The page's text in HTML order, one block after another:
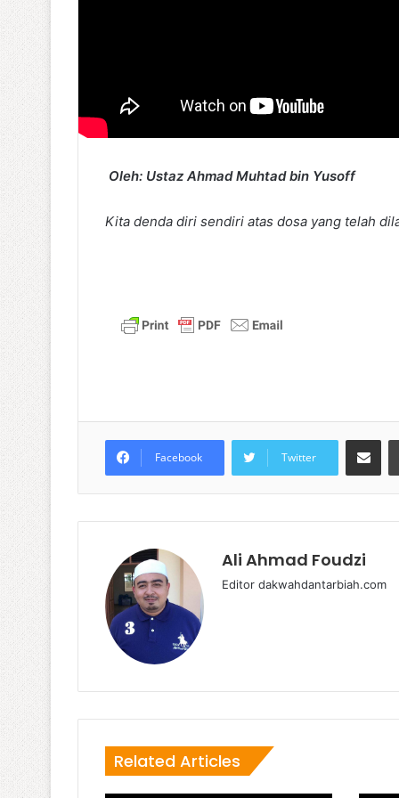
Oleh: Ustaz Ahmad Muhtad bin Yusoff
Kita denda diri sendiri atas dosa yang telah
Facebook Twitter
Share
Ali Ahmad Foudzi
Editor dakwahdantarbiah.com
Related Articles